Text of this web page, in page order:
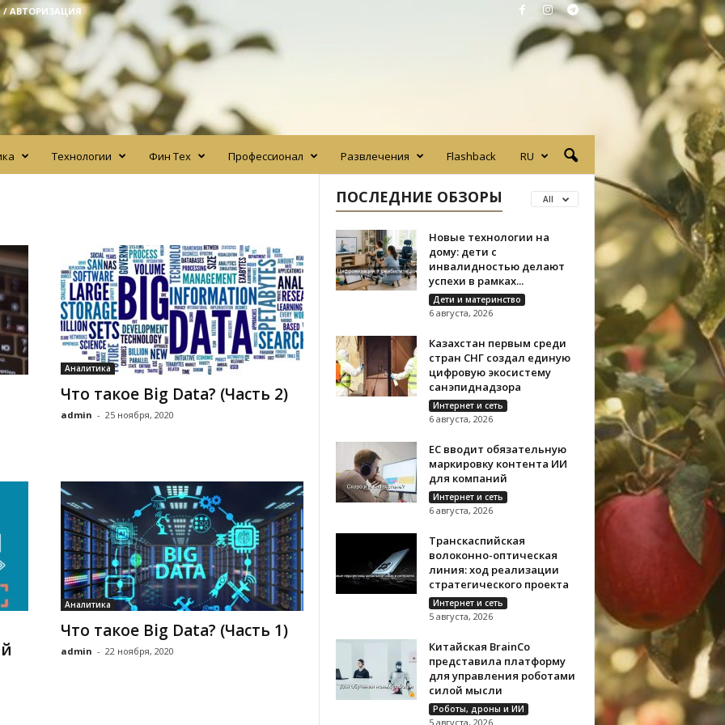
/ АВТОРИЗАЦИЯ
Технологии Фин Тех Профессионал Развлечения Flashback RU
Аналитика
Что такое Big Data? (Часть 2)
admin - 25 ноября, 2020
Аналитика
Что такое Big Data? (Часть 1)
admin - 22 ноября, 2020
ПОСЛЕДНИЕ ОБЗОРЫ All
Новые технологии на
дому: дети с
инвалидностью делают
успехи в рамках...
Дети и материнство
6 августа, 2026
Казахстан первым среди
стран СНГ создал единую
цифровую экосистему
санэпиднадзора
Интернет и сеть
6 августа, 2026
ЕС вводит обязательную
маркировку контента ИИ
для компаний
Интернет и сеть
6 августа, 2026
Транскаспийская
волоконно-оптическая
линия: ход реализации
стратегического проекта
Интернет и сеть
5 августа, 2026
Китайская BrainCo
представила платформу
для управления роботами
силой мысли
Роботы, дроны и ИИ
5 августа, 2026